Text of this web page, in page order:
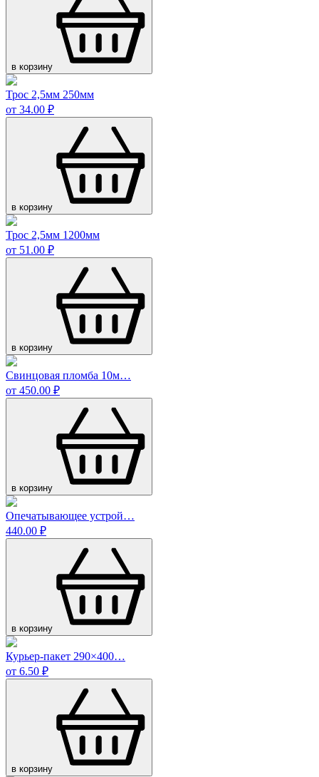
в корзину
Трос 2,5мм 250мм
от 34.00 ₽
в корзину
Трос 2,5мм 1200мм
от 51.00 ₽
в корзину
Свинцовая пломба 10м…
от 450.00 ₽
в корзину
Опечатывающее устрой…
440.00 ₽
в корзину
Курьер-пакет 290×400…
от 6.50 ₽
в корзину